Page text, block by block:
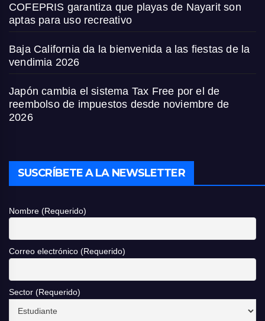
COFEPRIS garantiza que playas de Nayarit son
aptas para uso recreativo
Baja California da la bienvenida a las fiestas de la
vendimia 2026
Japón cambia el sistema Tax Free por el de
reembolso de impuestos desde noviembre de
2026
SUSCRÍBETE A LA NEWSLETTER
Nombre (Requerido)
Correo electrónico (Requerido)
Sector (Requerido)